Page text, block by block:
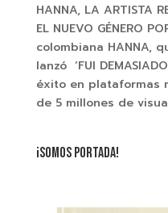
HANNA, LA ARTISTA
EL NUEVO GÉNERO
colombiana HANNA,
lanzó ‘FUI
éxito en plataformas
de 5 millones de
¡SOMOS PORTADA!